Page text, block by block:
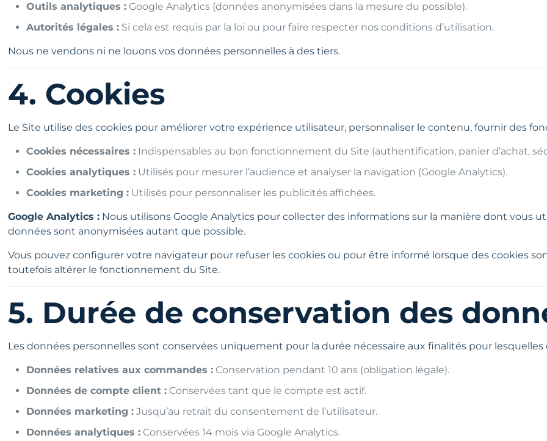
Outils analytiques : Google Analytics (données anonymisées dans la mesure du possible).
Autorités légales : Si cela est requis par la loi ou pour faire respecter nos conditions d’utilisation.
Nous ne vendons ni ne louons vos données personnelles à des tiers.
4. Cookies
Le Site utilise des cookies pour améliorer votre expérience utilisateur, personnaliser le contenu, fournir des
Cookies nécessaires : Indispensables au bon fonctionnement du Site (authentification, panier d’achat,
Cookies analytiques : Utilisés pour mesurer l’audience et analyser la navigation (Google Analytics).
Cookies marketing : Utilisés pour personnaliser les publicités affichées.
Google Analytics : Nous utilisons Google Analytics pour collecter des informations sur la manière dont vous
données sont anonymisées autant que possible.
Vous pouvez configurer votre navigateur pour refuser les cookies ou pour être informé lorsque des cookies
toutefois altérer le fonctionnement du Site.
5. Durée de conservation des
Les données personnelles sont conservées uniquement pour la durée nécessaire aux finalités pour
Données relatives aux commandes : Conservation pendant 10 ans (obligation légale).
Données de compte client : Conservées tant que le compte est actif.
Données marketing : Jusqu’au retrait du consentement de l’utilisateur.
Données analytiques : Conservées 14 mois via Google Analytics.